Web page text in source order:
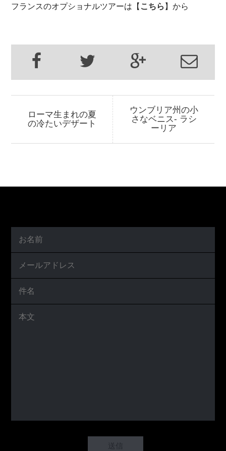
フランスのオプショナルツアーは【 こちら 】から
ローマ生まれの夏
の冷たいデザート
ウンブリア州の小
さなベニス- ラシ
ーリア